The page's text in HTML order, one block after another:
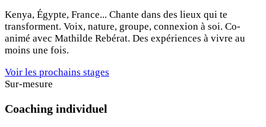
Kenya, Égypte, France... Chante dans des lieux qui te
transforment. Voix, nature, groupe, connexion à soi. Co-
animé avec Mathilde Rebérat. Des expériences à vivre au
moins une fois.
Voir les prochains stages
Sur-mesure
Coaching individuel